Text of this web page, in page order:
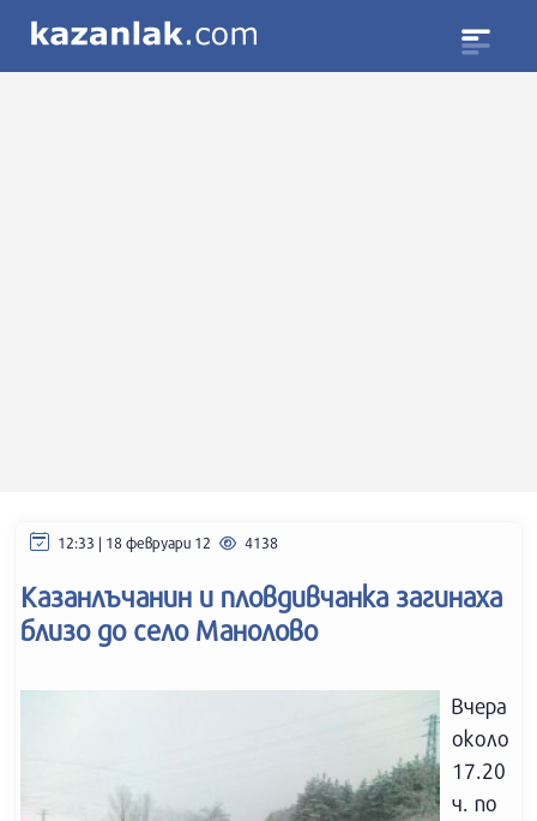
12:33 | 18 февруари 12 4138
Казанлъчанин и пловдивчанка загинаха
близо до село Манолово
Вчера
около
17.20
ч. по